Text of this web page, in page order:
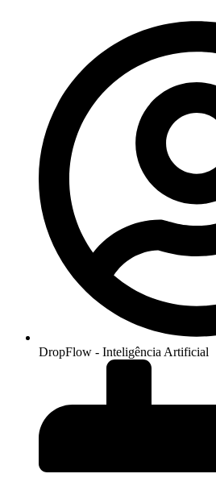
DropFlow - Inteligência Artificial